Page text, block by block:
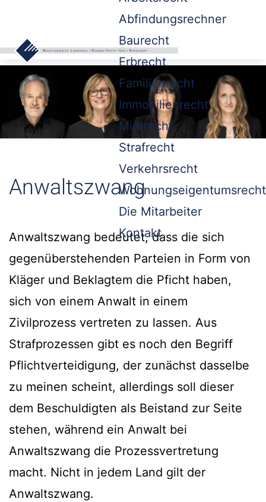
Abfindungsrechner
Baurecht
Erbrecht
Familienrecht
Immobilienrecht
Mietrecht
Strafrecht
Verkehrsrecht
Wohnungseigentumsrecht
Die Mitarbeiter
Kontakt
Anwaltszwang
Anwaltszwang bedeutet, dass die sich
gegenüberstehenden Parteien in Form von
Kläger und Beklagtem die Pficht haben,
sich von einem Anwalt in einem
Zivilprozess vertreten zu lassen. Aus
Strafprozessen gibt es noch den Begriff
Pflichtverteidigung, der zunächst dasselbe
zu meinen scheint, allerdings soll dieser
dem Beschuldigten als Beistand zur Seite
stehen, während ein Anwalt bei
Anwaltszwang die Prozessvertretung
macht. Nicht in jedem Land gilt der
Anwaltszwang.